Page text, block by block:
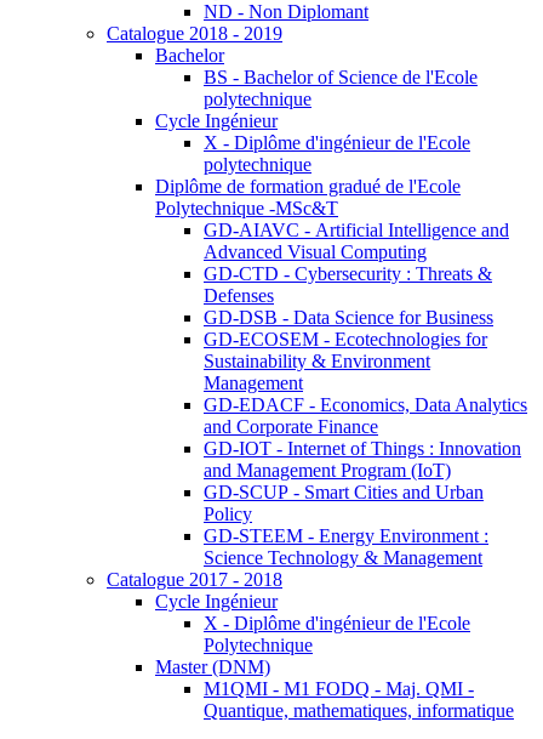
ND - Non Diplomant
Catalogue 2018 - 2019
Bachelor
BS - Bachelor of Science de l'Ecole
polytechnique
Cycle Ingénieur
X - Diplôme d'ingénieur de l'Ecole
polytechnique
Diplôme de formation gradué de l'Ecole
Polytechnique -MSc&T
GD-AIAVC - Artificial Intelligence and
Advanced Visual Computing
GD-CTD - Cybersecurity : Threats &
Defenses
GD-DSB - Data Science for Business
GD-ECOSEM - Ecotechnologies for
Sustainability & Environment
Management
GD-EDACF - Economics, Data Analytics
and Corporate Finance
GD-IOT - Internet of Things : Innovation
and Management Program (IoT)
GD-SCUP - Smart Cities and Urban
Policy
GD-STEEM - Energy Environment :
Science Technology & Management
Catalogue 2017 - 2018
Cycle Ingénieur
X - Diplôme d'ingénieur de l'Ecole
Polytechnique
Master (DNM)
M1QMI - M1 FODQ - Maj. QMI -
Quantique, mathematiques, informatique